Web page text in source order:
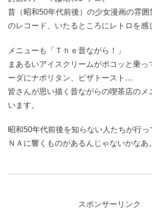
昔（昭和50年代前後）の少女漫画の雰囲
のレコード、いたるところにレトロを感
メニューも「Ｔｈｅ昔ながら！」
まあるいアイスクリームがポコッと乗っ
ーダにナポリタン、ピザトースト…
皆さんが思い描く昔ながらの喫茶店のメ
います。
昭和50年代前後を知らない人たちが行っ
ＮＡに響くものがあるんじゃないかなあ。
スポンサーリンク